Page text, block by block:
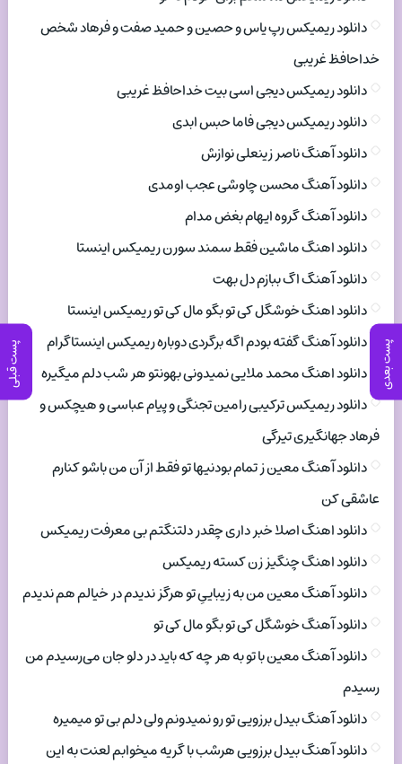
پست بعدی پست قبلی
دانلود ریمیکس رپ یاس و حصین و حمید صفت و فرهاد شخص
خداحافظ غریبی
دانلود ریمیکس دیجی اسی بیت خداحافظ غریبی
دانلود ریمیکس دیجی فاما حبس ابدی
دانلود آهنگ ناصر زینعلی نوازش
دانلود آهنگ محسن چاوشی عجب اومدی
دانلود آهنگ گروه ایهام بغض مدام
دانلود اهنگ ماشین فقط سمند سورن ریمیکس اینستا
دانلود آهنگ اگ ببازم دل بهت
دانلود اهنگ خوشگل کی تو بگو مال کی تو ریمیکس اینستا
دانلود آهنگ گفته بودم اگه برگردی دوباره ریمیکس اینستاگرام
دانلود اهنگ محمد ملایی نمیدونی بهونتو هر شب دلم میگیره
دانلود ریمیکس ترکیبی رامین تجنگی و پیام عباسی و هیچکس و
فرهاد جهانگیری تیرگی
دانلود آهنگ معین ز تمام بودنیها تو فقط از آن من باشو کنارم
عاشقی کن
دانلود اهنگ اصلا خبر داری چقدر دلتنگتم بی معرفت ریمیکس
دانلود اهنگ چنگیز زن کسته ریمیکس
دانلود آهنگ معین من به زیباییِ تو هرگز ندیدم در خیالم هم ندیدم
دانلود آهنگ خوشگل کی تو بگو مال کی تو
دانلود آهنگ معین با تو به هر چه که باید در دلو جان می‌رسیدم من
رسیدم
دانلود آهنگ بیدل برزویی تو رو نمیدونم ولی دلم بی تو میمیره
دانلود آهنگ بیدل برزویی هرشب با گریه میخوابم لعنت به این